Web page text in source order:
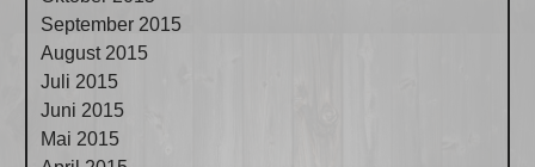
September 2015
August 2015
Juli 2015
Juni 2015
Mai 2015